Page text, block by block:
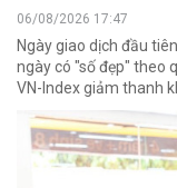
06/08/2026 17:47
Ngày giao dịch đầu
ngày có "số đẹp" theo
VN-Index giảm thanh